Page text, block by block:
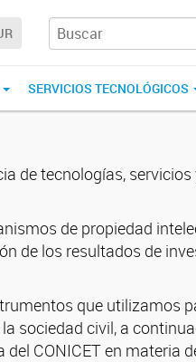
SERVICIOS TECNOLÓGICOS
de tecnologías,
de propiedad
de los resultados de
que utilizamos
sociedad civil, a
CONICET en materia